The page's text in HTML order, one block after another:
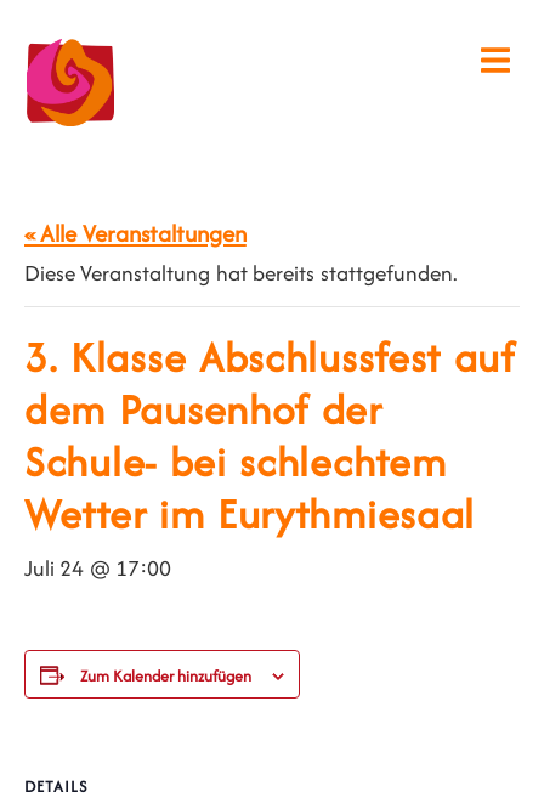
« Alle Veranstaltungen
Diese Veranstaltung hat bereits stattgefunden.
3. Klasse Abschlussfest auf
dem Pausenhof der
Schule- bei schlechtem
Wetter im Eurythmiesaal
Juli 24 @ 17:00
Zum Kalender hinzufügen
DETAILS